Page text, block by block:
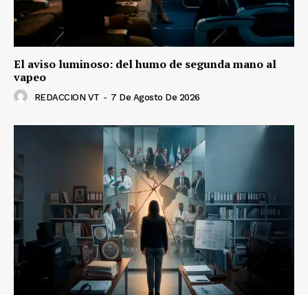
El aviso luminoso: del humo de segunda mano al
vapeo
REDACCION VT - 7 De Agosto De 2026